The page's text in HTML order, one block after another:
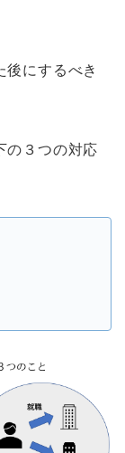
後にするべき
の３つの対応